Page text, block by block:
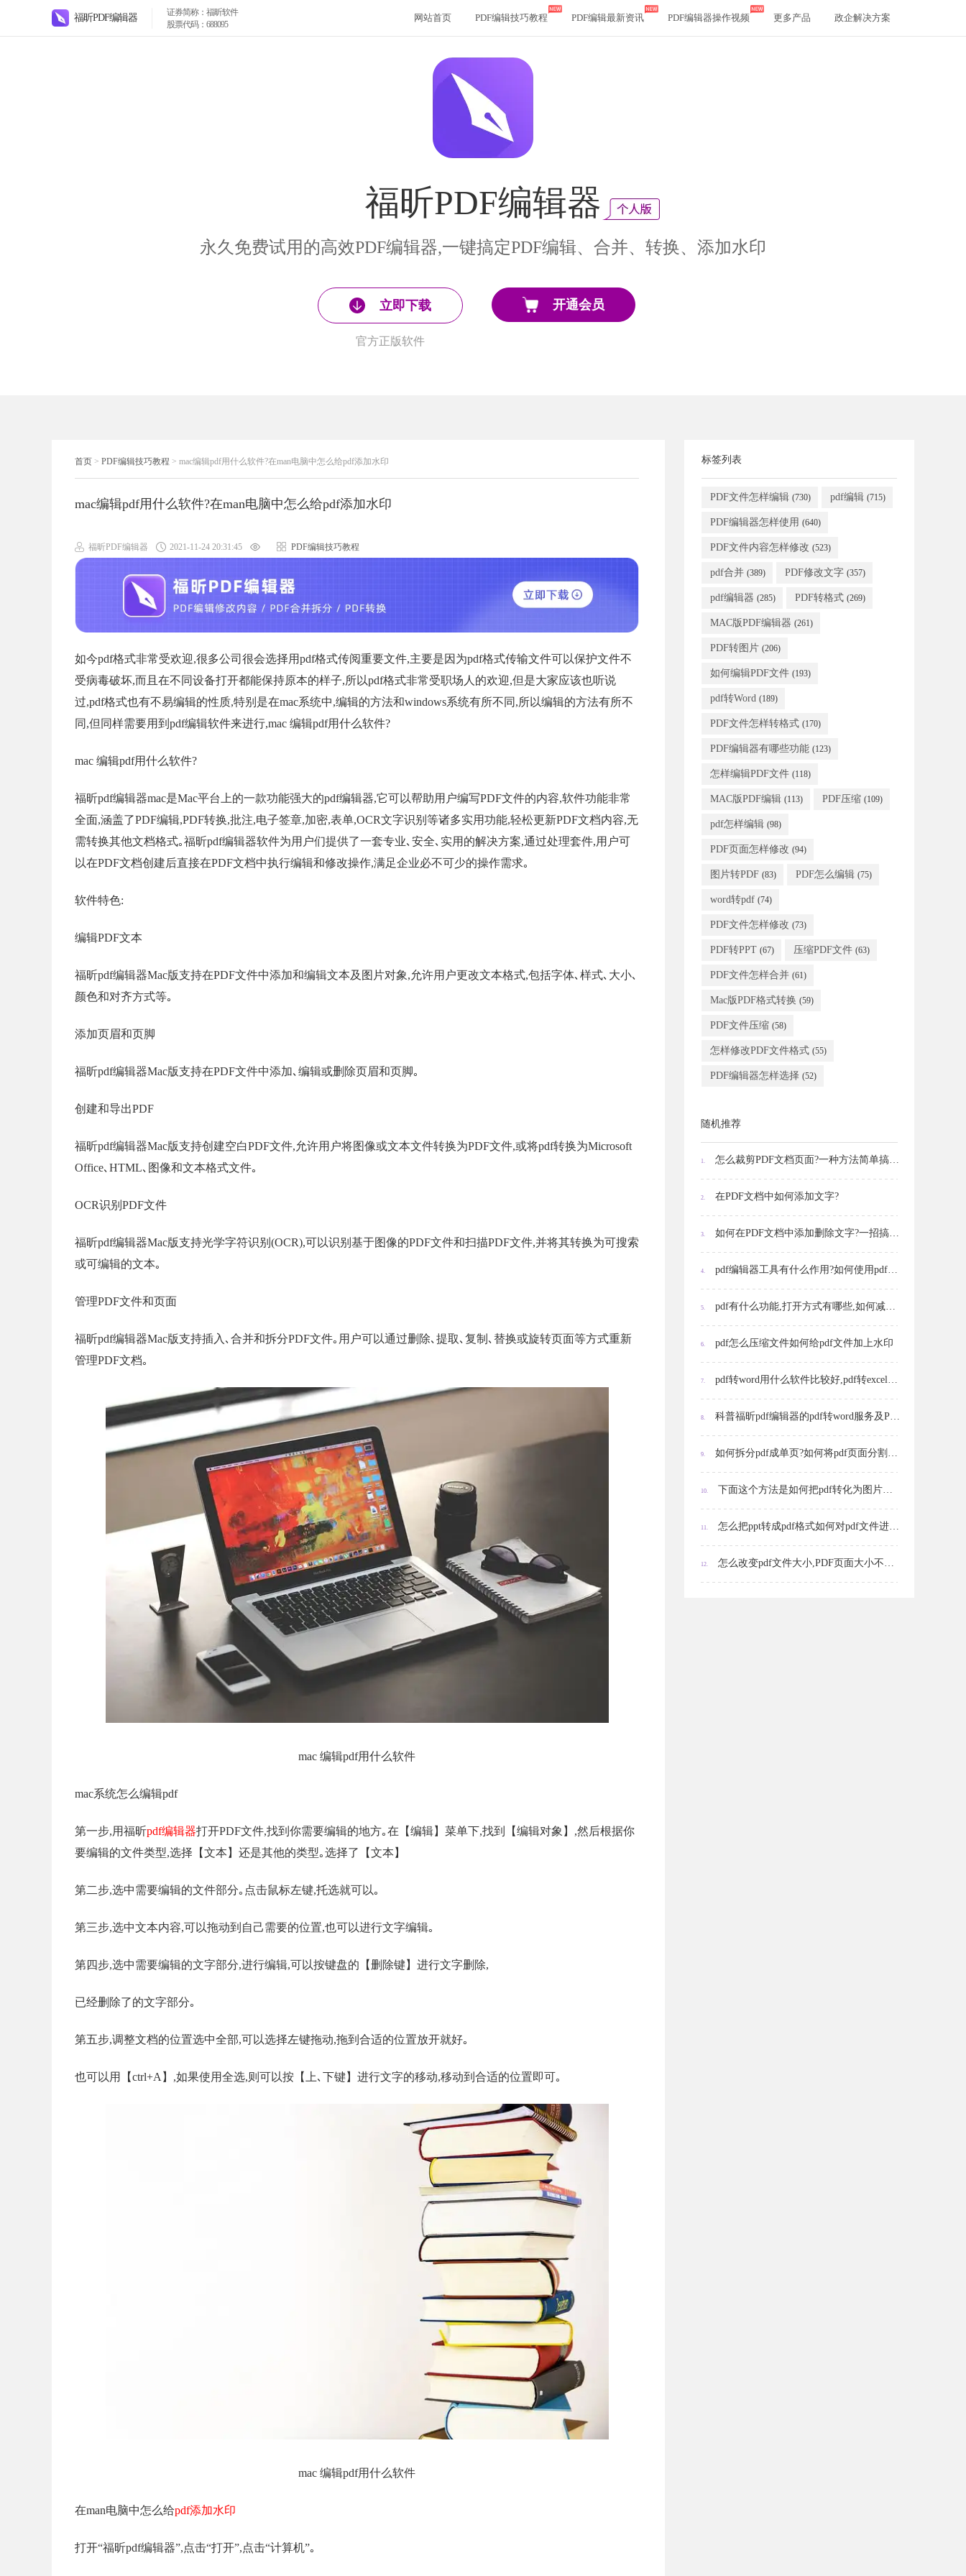
福昕PDF编辑器
证券简称：福昕软件
股票代码：688095
网站首页 PDF编辑技巧教程 PDF编辑最新资讯 PDF编辑器操作视频 更多产品 政企解决方案
福昕PDF编辑器
永久免费试用的高效PDF编辑器,一键搞定PDF编辑、合并、转换、添加水印
立即下载
官方正版软件
开通会员
首页 > PDF编辑技巧教程 > mac编辑pdf用什么软件?在man电脑中怎么给pdf添加水印
mac编辑pdf用什么软件?在man电脑中怎么给pdf添加水印
福昕PDF编辑器 2021-11-24 20:31:45 PDF编辑技巧教程
如今pdf格式非常受欢迎,很多公司很会选择用pdf格式传阅重要文件,主要是因为pdf格式传输文件可以保护文件不
受病毒破坏,而且在不同设备打开都能保持原本的样子,所以pdf格式非常受职场人的欢迎,但是大家应该也听说
过,pdf格式也有不易编辑的性质,特别是在mac系统中,编辑的方法和windows系统有所不同,所以编辑的方法有所不
同,但同样需要用到pdf编辑软件来进行,mac 编辑pdf用什么软件?
mac 编辑pdf用什么软件?
福昕pdf编辑器mac是Mac平台上的一款功能强大的pdf编辑器,它可以帮助用户编写PDF文件的内容,软件功能非常
全面,涵盖了PDF编辑,PDF转换,批注,电子签章,加密,表单,OCR文字识别等诸多实用功能,轻松更新PDF文档内容,无
需转换其他文档格式｡福昕pdf编辑器软件为用户们提供了一套专业､安全､实用的解决方案,通过处理套件,用户可
以在PDF文档创建后直接在PDF文档中执行编辑和修改操作,满足企业必不可少的操作需求｡
软件特色:
编辑PDF文本
福昕pdf编辑器Mac版支持在PDF文件中添加和编辑文本及图片对象,允许用户更改文本格式,包括字体､样式､大小､
颜色和对齐方式等｡
添加页眉和页脚
福昕pdf编辑器Mac版支持在PDF文件中添加､编辑或删除页眉和页脚｡
创建和导出PDF
福昕pdf编辑器Mac版支持创建空白PDF文件,允许用户将图像或文本文件转换为PDF文件,或将pdf转换为Microsoft
Office､HTML､图像和文本格式文件｡
OCR识别PDF文件
福昕pdf编辑器Mac版支持光学字符识别(OCR),可以识别基于图像的PDF文件和扫描PDF文件,并将其转换为可搜索
或可编辑的文本｡
管理PDF文件和页面
福昕pdf编辑器Mac版支持插入､合并和拆分PDF文件｡用户可以通过删除､提取､复制､替换或旋转页面等方式重新
管理PDF文档｡
mac 编辑pdf用什么软件
mac系统怎么编辑pdf
第一步,用福昕pdf编辑器打开PDF文件,找到你需要编辑的地方｡在【编辑】菜单下,找到【编辑对象】,然后根据你
要编辑的文件类型,选择【文本】还是其他的类型｡选择了【文本】
第二步,选中需要编辑的文件部分｡点击鼠标左键,托选就可以｡
第三步,选中文本内容,可以拖动到自己需要的位置,也可以进行文字编辑｡
第四步,选中需要编辑的文字部分,进行编辑,可以按键盘的【删除键】进行文字删除,
已经删除了的文字部分｡
第五步,调整文档的位置选中全部,可以选择左键拖动,拖到合适的位置放开就好｡
也可以用【ctrl+A】,如果使用全选,则可以按【上､下键】进行文字的移动,移动到合适的位置即可｡
mac 编辑pdf用什么软件
在man电脑中怎么给pdf添加水印
打开“福昕pdf编辑器”,点击“打开”,点击“计算机”｡
标签列表
PDF文件怎样编辑 (730) pdf编辑 (715)
PDF编辑器怎样使用 (640)
PDF文件内容怎样修改 (523)
pdf合并 (389) PDF修改文字 (357)
pdf编辑器 (285) PDF转格式 (269)
MAC版PDF编辑器 (261)
PDF转图片 (206)
如何编辑PDF文件 (193)
pdf转Word (189)
PDF文件怎样转格式 (170)
PDF编辑器有哪些功能 (123)
怎样编辑PDF文件 (118)
MAC版PDF编辑 (113) PDF压缩 (109)
pdf怎样编辑 (98)
PDF页面怎样修改 (94)
图片转PDF (83) PDF怎么编辑 (75)
word转pdf (74)
PDF文件怎样修改 (73)
PDF转PPT (67) 压缩PDF文件 (63)
PDF文件怎样合并 (61)
Mac版PDF格式转换 (59)
PDF文件压缩 (58)
怎样修改PDF文件格式 (55)
PDF编辑器怎样选择 (52)
随机推荐
1. 怎么裁剪PDF文档页面?一种方法简单搞定!
2. 在PDF文档中如何添加文字?
3. 如何在PDF文档中添加删除文字?一招搞定!
4. pdf编辑器工具有什么作用?如何使用pdf编辑器工具?
5. pdf有什么功能,打开方式有哪些,如何减小pdf文件大小
6. pdf怎么压缩文件如何给pdf文件加上水印
7. pdf转word用什么软件比较好,pdf转excel､ppt怎么转
8. 科普福昕pdf编辑器的pdf转word服务及PDF转Word后的大量空格怎么消除?
9. 如何拆分pdf成单页?如何将pdf页面分割成两页?
10. 下面这个方法是如何把pdf转化为图片使用范围最广的一种
11. 怎么把ppt转成pdf格式如何对pdf文件进行压缩
12. 怎么改变pdf文件大小,PDF页面大小不一样时怎么调整